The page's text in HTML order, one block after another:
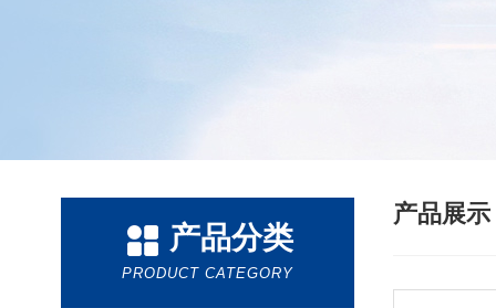
产品分类
PRODUCT CATEGORY
产品展示